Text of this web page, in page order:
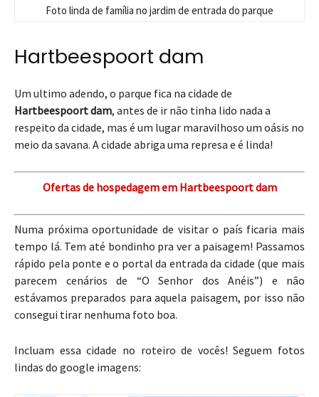
Foto linda de família no jardim de entrada do parque
Hartbeespoort dam
Um ultimo adendo, o parque fica na cidade de
Hartbeespoort dam, antes de ir não tinha lido nada a
respeito da cidade, mas é um lugar maravilhoso um oásis no
meio da savana. A cidade abriga uma represa e é linda!
Ofertas de hospedagem em Hartbeespoort dam
Numa próxima oportunidade de visitar o país ficaria mais
tempo lá. Tem até bondinho pra ver a paisagem! Passamos
rápido pela ponte e o portal da entrada da cidade (que mais
parecem cenários de “O Senhor dos Anéis”) e não
estávamos preparados para aquela paisagem, por isso não
consegui tirar nenhuma foto boa.
Incluam essa cidade no roteiro de vocês! Seguem fotos
lindas do google imagens: